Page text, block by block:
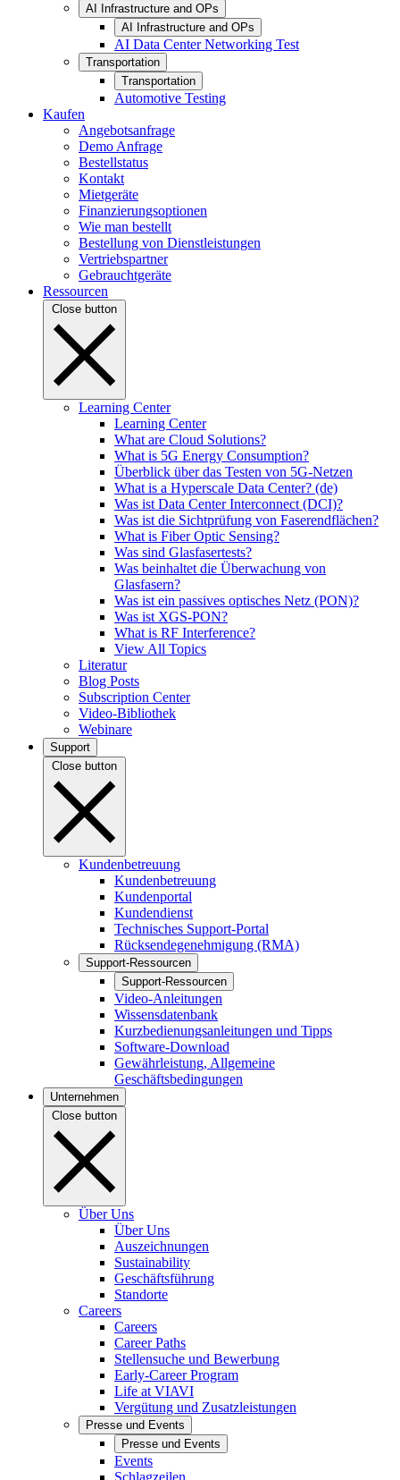
AI Infrastructure and OPs
AI Infrastructure and OPs
AI Data Center Networking Test
Transportation
Transportation
Automotive Testing
Kaufen
Angebotsanfrage
Demo Anfrage
Bestellstatus
Kontakt
Mietgeräte
Finanzierungsoptionen
Wie man bestellt
Bestellung von Dienstleistungen
Vertriebspartner
Gebrauchtgeräte
Ressourcen
Close button
Learning Center
Learning Center
What are Cloud Solutions?
What is 5G Energy Consumption?
Überblick über das Testen von 5G-Netzen
What is a Hyperscale Data Center? (de)
Was ist Data Center Interconnect (DCI)?
Was ist die Sichtprüfung von Faserendflächen?
What is Fiber Optic Sensing?
Was sind Glasfasertests?
Was beinhaltet die Überwachung von
Glasfasern?
Was ist ein passives optisches Netz (PON)?
Was ist XGS-PON?
What is RF Interference?
View All Topics
Literatur
Blog Posts
Subscription Center
Video-Bibliothek
Webinare
Support
Close button
Kundenbetreuung
Kundenbetreuung
Kundenportal
Kundendienst
Technisches Support-Portal
Rücksendegenehmigung (RMA)
Support-Ressourcen
Support-Ressourcen
Video-Anleitungen
Wissensdatenbank
Kurzbedienungsanleitungen und Tipps
Software-Download
Gewährleistung, Allgemeine
Geschäftsbedingungen
Unternehmen
Close button
Über Uns
Über Uns
Auszeichnungen
Sustainability
Geschäftsführung
Standorte
Careers
Careers
Career Paths
Stellensuche und Bewerbung
Early-Career Program
Life at VIAVI
Vergütung und Zusatzleistungen
Presse und Events
Presse und Events
Events